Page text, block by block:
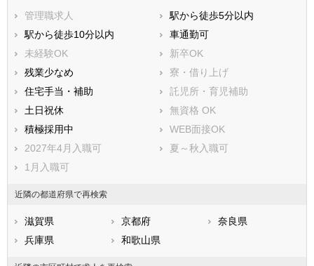
摂津市
藤井寺市
東大阪市
四條畷市
交野市
大阪狭山市
阪南市
三島郡島本町
豊能郡豊能町
泉北郡忠岡町
泉南郡熊取町
泉南郡田尻町
泉南郡岬町
南河内郡太子町
管理職求人
駅から徒歩5分以内
駅から徒歩10分以内
車通勤可
未経験OK
新卒OK
残業少なめ
寮・借り上げ
住宅手当・補助
託児所・育児補助
土日祝休
無資格 OK
積極採用中
WEB面接OK
2027年4月入職可
夏～秋入職可
1月入職可
近隣の都道府県で再検索
滋賀県 京都府
奈良県
兵庫県
和歌山県